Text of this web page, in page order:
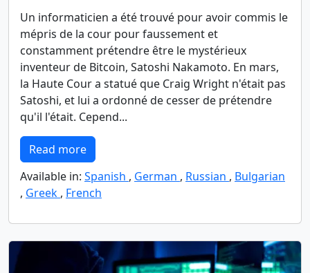
Un informaticien a été trouvé pour avoir commis le
mépris de la cour pour faussement et
constamment prétendre être le mystérieux
inventeur de Bitcoin, Satoshi Nakamoto. En mars,
la Haute Cour a statué que Craig Wright n'était pas
Satoshi, et lui a ordonné de cesser de prétendre
qu'il l'était. Cepend...
Read more
Available in: Spanish , German , Russian , Bulgarian
, Greek , French